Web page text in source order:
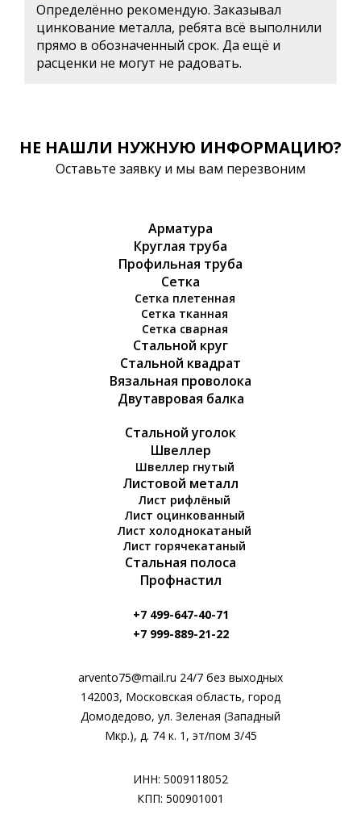
Определённо рекомендую. Заказывал
цинкование металла, ребята всё выполнили
прямо в обозначенный срок. Да ещё и
расценки не могут не радовать.
НЕ НАШЛИ НУЖНУЮ ИНФОРМАЦИЮ?
Оставьте заявку и мы вам перезвоним
Арматура
Круглая труба
Профильная труба
Сетка
Сетка плетенная
Сетка тканная
Сетка сварная
Стальной круг
Стальной квадрат
Вязальная проволока
Двутавровая балка
Стальной уголок
Швеллер
Швеллер гнутый
Листовой металл
Лист рифлёный
Лист оцинкованный
Лист холоднокатаный
Лист горячекатаный
Стальная полоса
Профнастил
+7 499-647-40-71
+7 999-889-21-22
arvento75@mail.ru 24/7 без выходных
142003, Московская область, город
Домодедово, ул. Зеленая (Западный
Мкр.), д. 74 к. 1, эт/пом 3/45
ИНН: 5009118052
КПП: 500901001